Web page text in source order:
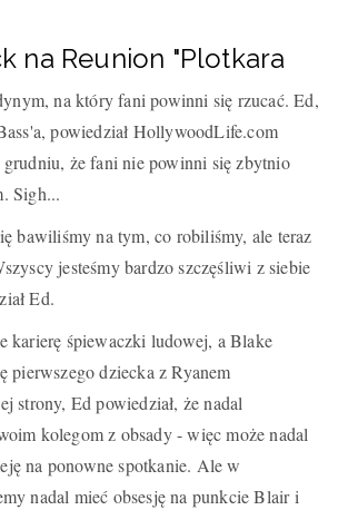
na Reunion "Plotkara
na który fani powinni się rzucać. Ed,
powiedział HollywoodLife.com
że fani nie powinni się zbytnio
Sigh...
bawiliśmy na tym, co robiliśmy, ale teraz
jesteśmy bardzo szczęśliwi z siebie
Ed.
karierę śpiewaczki ludowej, a Blake
pierwszego dziecka z Ryanem
strony, Ed powiedział, że nadal
kolegom z obsady - więc może nadal
na ponowne spotkanie. Ale w
nadal mieć obsesję na punkcie Blair i